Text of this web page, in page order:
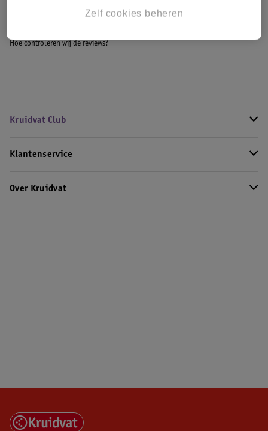
Juliette has a gun
Hoe controleren wij de reviews?
Kruidvat Club
Klantenservice
Over Kruidvat
Zelf cookies beheren